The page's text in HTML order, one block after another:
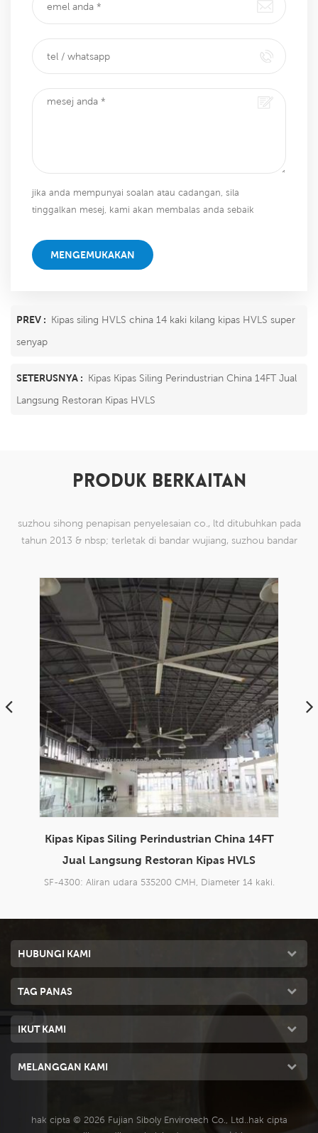
jika anda mempunyai soalan atau cadangan, sila
tinggalkan mesej, kami akan membalas anda sebaik
MENGEMUKAKAN
PREV : Kipas siling HVLS china 14 kaki kilang kipas HVLS super
senyap
SETERUSNYA : Kipas Kipas Siling Perindustrian China 14FT Jual
Langsung Restoran Kipas HVLS
PRODUK BERKAITAN
suzhou sihong penapisan penyelesaian co., ltd ditubuhkan pada
tahun 2013 & nbsp; terletak di bandar wujiang, suzhou bandar
Kipas siling HVLS china 14 kaki kilang kipas
HVLS super senyap
SF-4200: 535200 CMH aliran udara, diameter 14 kaki.
HUBUNGI KAMI
TAG PANAS
IKUT KAMI
MELANGGAN KAMI
hak cipta © 2026 Fujian Siboly Envirotech Co., Ltd..hak cipta